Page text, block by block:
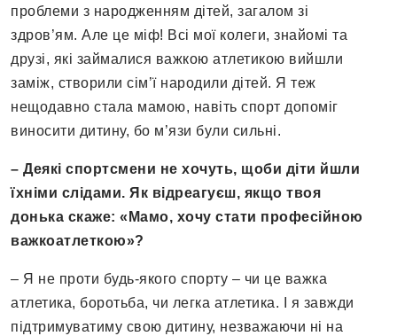
проблеми з народженням дітей, загалом зі
здров’ям. Але це міф! Всі мої колеги, знайомі та
друзі, які займалися важкою атлетикою вийшли
заміж, створили сім’ї народили дітей. Я теж
нещодавно стала мамою, навіть спорт допоміг
виносити дитину, бо м’язи були сильні.
– Деякі спортсмени не хочуть, щоби діти йшли
їхніми слідами. Як відреагуєш, якщо твоя
донька скаже: «Мамо, хочу стати професійною
важкоатлеткою»?
– Я не проти будь-якого спорту – чи це важка
атлетика, боротьба, чи легка атлетика. І я завжди
підтримуватиму свою дитину, незважаючи ні на